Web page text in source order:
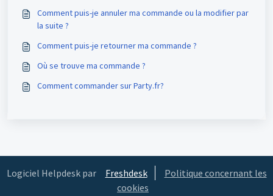
Comment puis-je annuler ma commande ou la modifier par
la suite ?
Comment puis-je retourner ma commande ?
Où se trouve ma commande ?
Comment commander sur Party.fr?
Logiciel Helpdesk par Freshdesk
Politique concernant les
cookies